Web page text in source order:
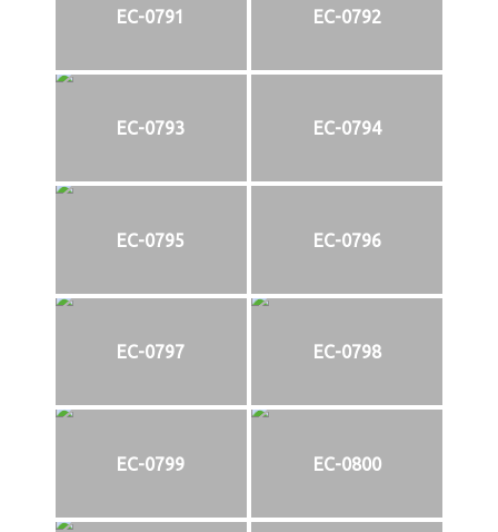
EC-0791 EC-0792
EC-0793 EC-0794
EC-0795 EC-0796
EC-0797 EC-0798
EC-0799 EC-0800